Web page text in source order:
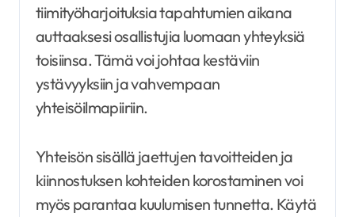
tiimityöharjoituksia tapahtumien aikana
auttaaksesi osallistujia luomaan yhteyksiä
toisiinsa. Tämä voi johtaa kestäviin
ystävyyksiin ja vahvempaan
yhteisöilmapiiriin.
Yhteisön sisällä jaettujen tavoitteiden ja
kiinnostuksen kohteiden korostaminen voi
myös parantaa kuulumisen tunnetta. Käytä